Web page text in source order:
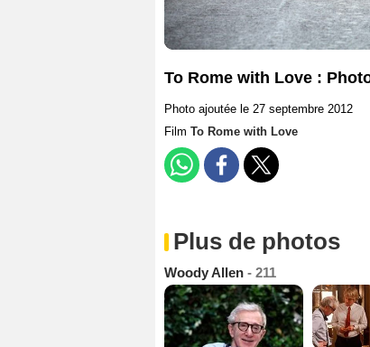
To Rome with Love :
Photo ajoutée le 27 septembre 2012
Film To Rome with Love
Plus de photos
Woody Allen - 211